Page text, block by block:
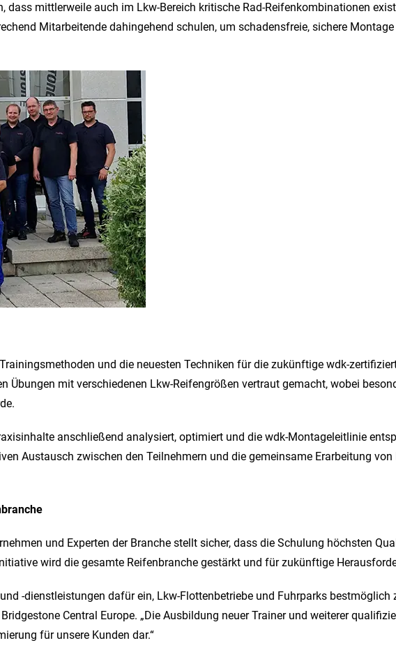
dass mittlerweile auch im Lkw-Bereich kritische Rad-Reifenkombinationen
Mitarbeitende dahingehend schulen, um schadensfreie, sichere
und die neuesten Techniken für die zukünftige wdk-
Übungen mit verschiedenen Lkw-Reifengrößen vertraut gemacht, wobei
anschließend analysiert, optimiert und die wdk-Montageleitlinie
Austausch zwischen den Teilnehmern und die gemeinsame Erarbeitung
und Experten der Branche stellt sicher, dass die Schulung höchsten
wird die gesamte Reifenbranche gestärkt und für zukünftige
-dienstleistungen dafür ein, Lkw-Flottenbetriebe und Fuhrparks bestmöglich
Central Europe. „Die Ausbildung neuer Trainer und weiterer
für unsere Kunden dar.“